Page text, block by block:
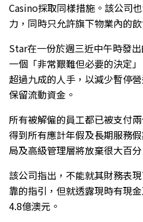
Casino採取同樣措施。該公司
力，同時只允許旗下物業內的
Star在一份於週三近中午時發
一個「非常艱難但必要的決定
超過九成的人手，以減少暫停
保留流動資金。
所有被解僱的員工都已被支付
得到所有應計年假及長期服務
局及高級管理層將放棄很大百
該公司指出，不能就其財務表
靠的指引，但就透露現時有現
4.8億澳元。